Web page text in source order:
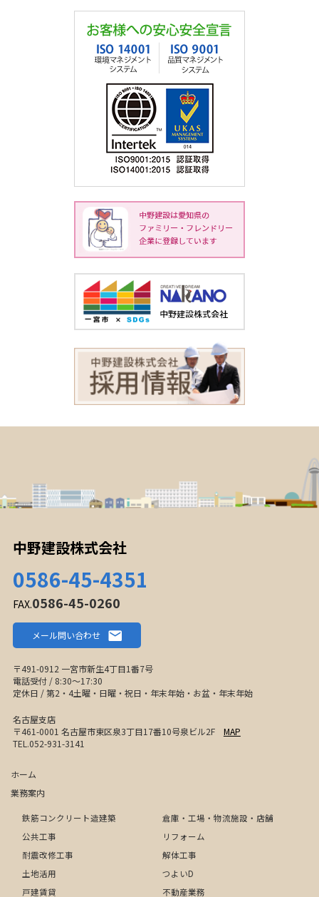
中野建設株式会社
0586-45-4351
FAX.0586-45-0260
メール問い合わせ
〒491-0912 一宮市新生4丁目1番7号
電話受付 / 8:30〜17:30
定休日 / 第2・4土曜・日曜・祝日・年末年始・お盆・年末年始
名古屋支店
〒461-0001 名古屋市東区泉3丁目17番10号泉ビル2F MAP
TEL.052-931-3141
ホーム
業務案内
鉄筋コンクリート造建築
倉庫・工場・物流施設・店舗
公共工事
リフォーム
耐震改修工事
解体工事
土地活用
つよいD
戸建賃貸
不動産業務